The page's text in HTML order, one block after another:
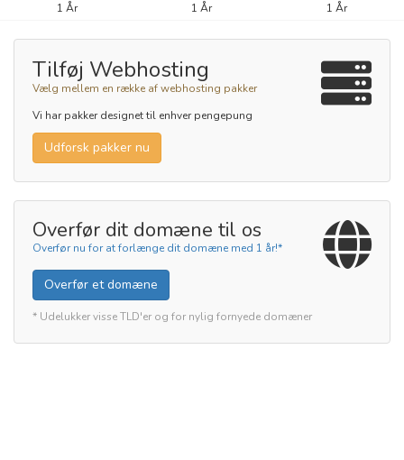
1 År 1 År 1 År
Tilføj Webhosting
Vælg mellem en række af webhosting pakker
Vi har pakker designet til enhver pengepung
Udforsk pakker nu
Overfør dit domæne til os
Overfør nu for at forlænge dit domæne med 1 år!*
Overfør et domæne
* Udelukker visse TLD'er og for nylig fornyede domæner